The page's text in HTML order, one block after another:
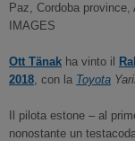
Paz, Cordoba
IMAGES
Ott Tänak ha vinto il
2018, con la Toyota
Il pilota estone – al
nonostante un